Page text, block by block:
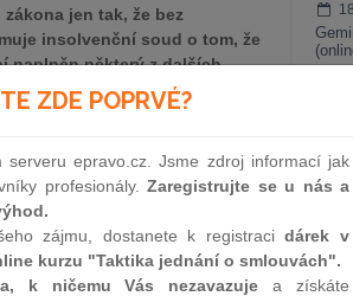
jen tak, že bez
insolvenční soud o tom, že
naplněn některý z dalších
Není přitom rozhodné,
podílel; i kdyby
jeho statutárního orgánu
způsobené zahájením
tehdy, kdyby ve stanovené
660 ze dne 30.6.2022)
ZDE POPRVÉ?
serveru epravo.cz. Jsme zdroj informací jak
profesionály.Zaregistrujte se u nás a
zájmu, dostanete k registracidárek v
kurzu "Taktika jednání o smlouvách".
k ničemu Vás nezavazuje a získáte